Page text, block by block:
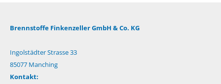
Brennstoffe Finkenzeller GmbH & Co. KG
Ingolstädter Strasse 33
85077 Manching
Kontakt: